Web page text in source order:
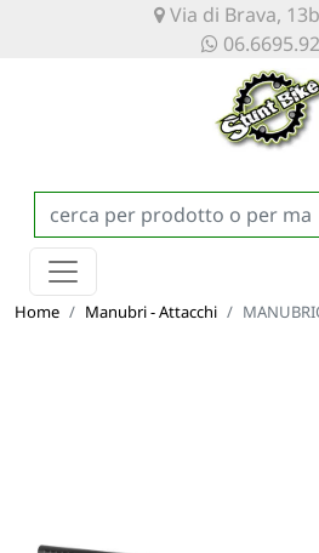
Via di Brava,
Home Manubri - Attacchi